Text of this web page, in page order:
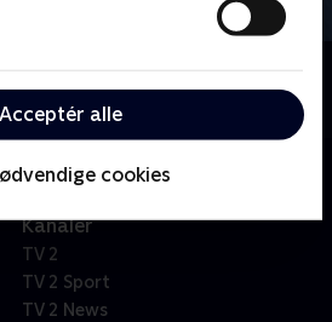
Acceptér alle
cookies
OL i Milano Cortina.
Kanaler
TV 2
TV 2 Sport
TV 2 News